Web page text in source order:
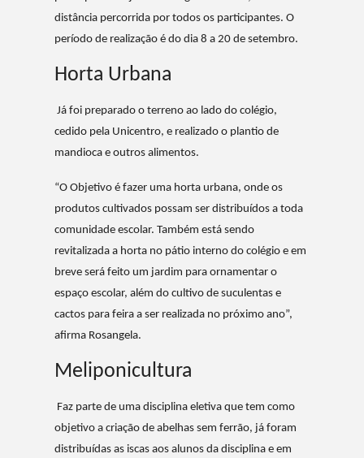
distância percorrida por todos os participantes. O
período de realização é do dia 8 a 20 de setembro.
Horta Urbana
Já foi preparado o terreno ao lado do colégio,
cedido pela Unicentro, e realizado o plantio de
mandioca e outros alimentos.
“O Objetivo é fazer uma horta urbana, onde os
produtos cultivados possam ser distribuídos a toda
comunidade escolar. Também está sendo
revitalizada a horta no pátio interno do colégio e em
breve será feito um jardim para ornamentar o
espaço escolar, além do cultivo de suculentas e
cactos para feira a ser realizada no próximo ano”,
afirma Rosangela.
Meliponicultura
Faz parte de uma disciplina eletiva que tem como
objetivo a criação de abelhas sem ferrão, já foram
distribuídas as iscas aos alunos da disciplina e em